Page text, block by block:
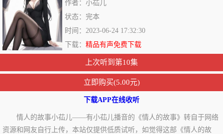
作者：小苮儿
状态：完本
时间：2023-06-24 17:32:30
下载： 精品有声免费下载
上次听到第10集
立即购买(5.00元)
下载APP在线收听
情人的故事小苮儿——有小苮儿播音的《情人的故事》转自于网络
资源和网友自行上传，本站仅提供低质试听，如觉得这部《情人的故